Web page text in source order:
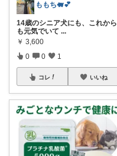
ももち🐖💕
14歳のシニア犬にも、これから
も元気でいて ...
￥ 3,600
0 0 1
コレ いいね